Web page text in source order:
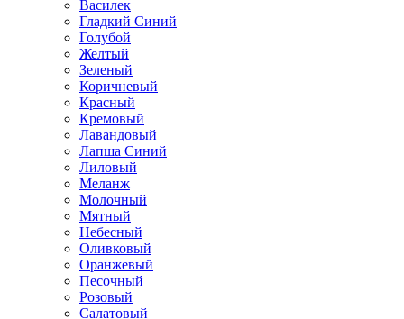
Василек
Гладкий Синий
Голубой
Желтый
Зеленый
Коричневый
Красный
Кремовый
Лавандовый
Лапша Синий
Лиловый
Меланж
Молочный
Мятный
Небесный
Оливковый
Оранжевый
Песочный
Розовый
Салатовый